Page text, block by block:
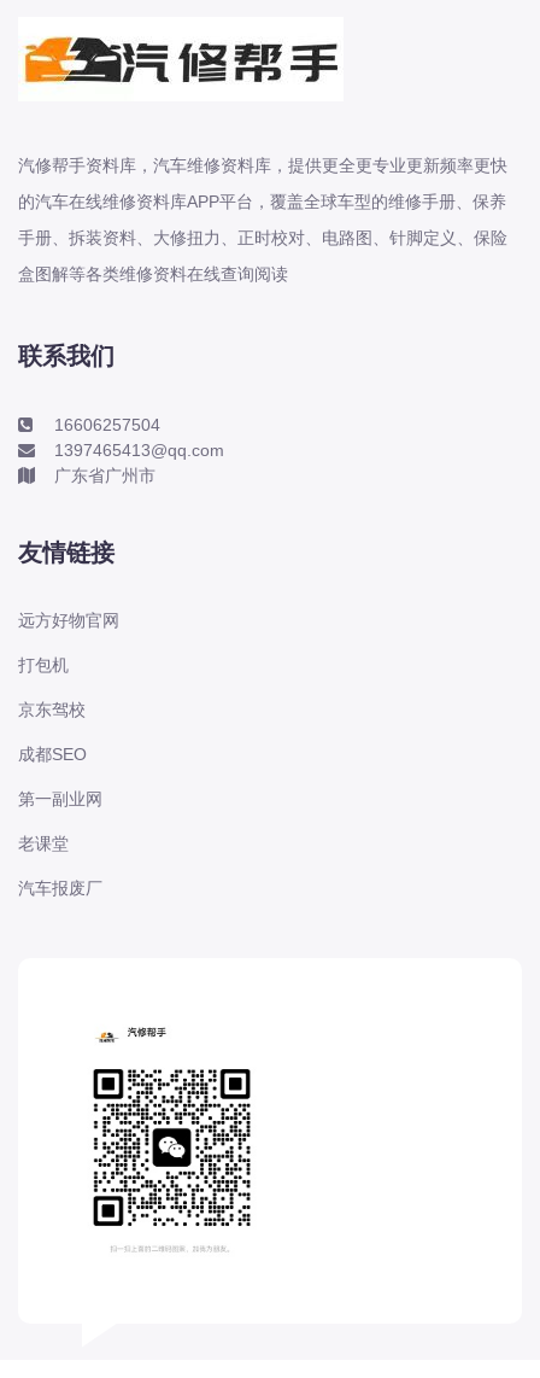
宝马
宝骏
宾利
本田
本田-东风本田
本田-广州本田
标致
标致-进口
比亚迪
比亚迪商用车
比速
创维
昌河
长安
长安-跨越
D
DS
DS
DS-进口
东南
汽修帮手资料库，汽车维修资料库，提供更全更专业更新频率更快
的汽车在线维修资料库APP平台，覆盖全球车型的维修手册、保养
手册、拆装资料、大修扭力、正时校对、电路图、针脚定义、保险
盒图解等各类维修资料在线查询阅读
联系我们
16606257504
1397465413@qq.com
广东省广州市
友情链接
远方好物官网
打包机
京东驾校
成都SEO
第一副业网
老课堂
汽车报废厂